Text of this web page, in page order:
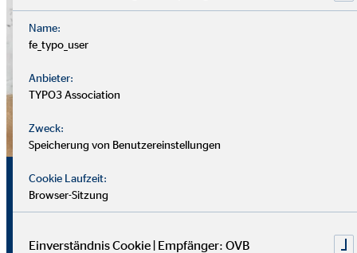
Sicherheit, Chancen und
echte Perspektiven
Name:
fe_typo_user
Anbieter:
TYPO3 Association
Zweck:
Speicherung von Benutzereinstellungen
Cookie Laufzeit:
Browser-Sitzung
Einverständnis Cookie | Empfänger: OVB